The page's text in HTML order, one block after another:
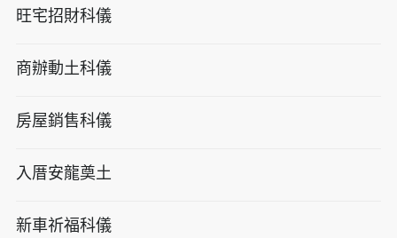
旺宅招財科儀
商辦動土科儀
房屋銷售科儀
入厝安龍奠土
新車祈福科儀